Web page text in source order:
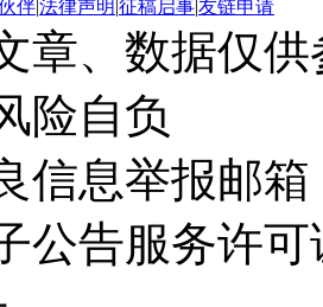
伴|法律声明|征稿启事|友链申请
章、数据仅
险自负
信息举报邮箱
告服务许可